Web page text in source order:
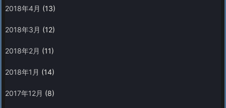
2018年4月 (13)
2018年3月 (12)
2018年2月 (11)
2018年1月 (14)
2017年12月 (8)